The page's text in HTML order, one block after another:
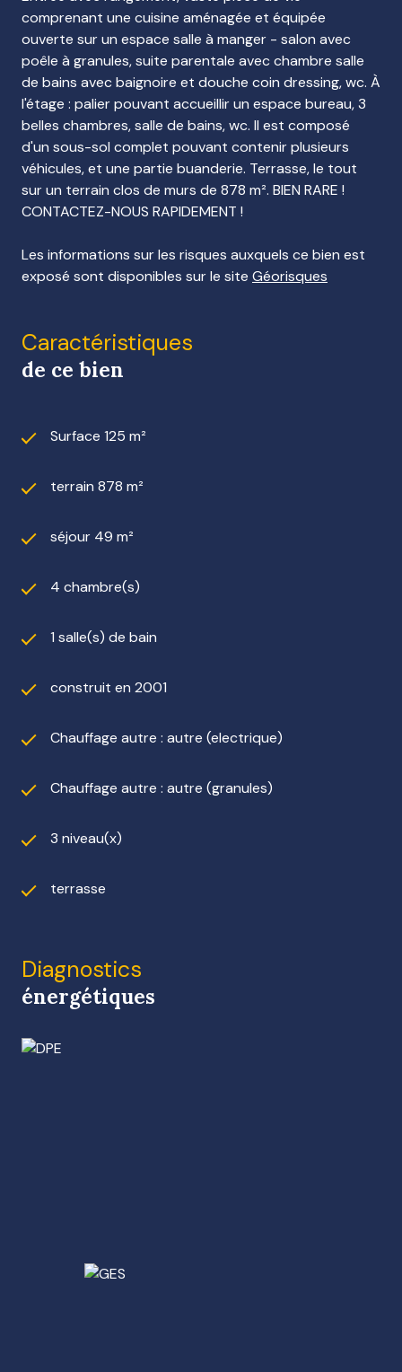
comprenant une cuisine aménagée et équipée
ouverte sur un espace salle à manger - salon avec
poêle à granules, suite parentale avec chambre salle
de bains avec baignoire et douche coin dressing, wc. À
l'étage : palier pouvant accueillir un espace bureau, 3
belles chambres, salle de bains, wc. Il est composé
d'un sous-sol complet pouvant contenir plusieurs
véhicules, et une partie buanderie. Terrasse, le tout
sur un terrain clos de murs de 878 m². BIEN RARE !
CONTACTEZ-NOUS RAPIDEMENT !
Les informations sur les risques auxquels ce bien est
exposé sont disponibles sur le site Géorisques
Caractéristiques
de ce bien
Surface 125 m²
terrain 878 m²
séjour 49 m²
4 chambre(s)
1 salle(s) de bain
construit en 2001
Chauffage autre : autre (electrique)
Chauffage autre : autre (granules)
3 niveau(x)
terrasse
Diagnostics
énergétiques